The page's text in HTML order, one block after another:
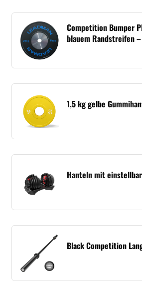
Competition Bumper
blauem Randstreifen
1,5 kg gelbe
Hanteln mit
Black Competition